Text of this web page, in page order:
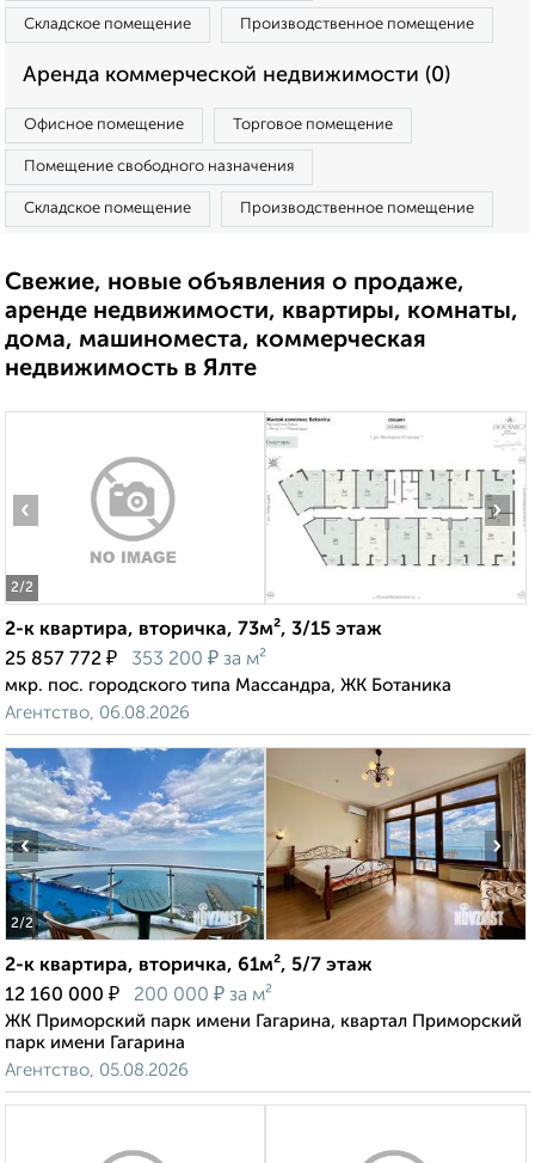
Складское помещение Производственное помещение
Аренда коммерческой недвижимости (0)
Офисное помещение Торговое помещение
Помещение свободного назначения
Складское помещение Производственное помещение
Свежие, новые объявления о продаже,
аренде недвижимости, квартиры, комнаты,
дома, машиноместа, коммерческая
недвижимость в Ялте
2/2
‹ ›
2-к квартира, вторичка, 73м², 3/15 этаж
25 857 772 ₽ 353 200 ₽ за м²
мкр. пос. городского типа Массандра, ЖК Ботаника
Агентство, 06.08.2026
2/2
‹ ›
2-к квартира, вторичка, 61м², 5/7 этаж
12 160 000 ₽ 200 000 ₽ за м²
ЖК Приморский парк имени Гагарина, квартал Приморский
парк имени Гагарина
Агентство, 05.08.2026